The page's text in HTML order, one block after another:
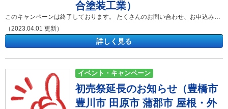
合塗装工業）
（2023.04.01 更新）
詳しく見る
初売祭延長のお知らせ（豊橋市
豊川市 田原市 蒲郡市 屋根・外
イベント・キャンペーン